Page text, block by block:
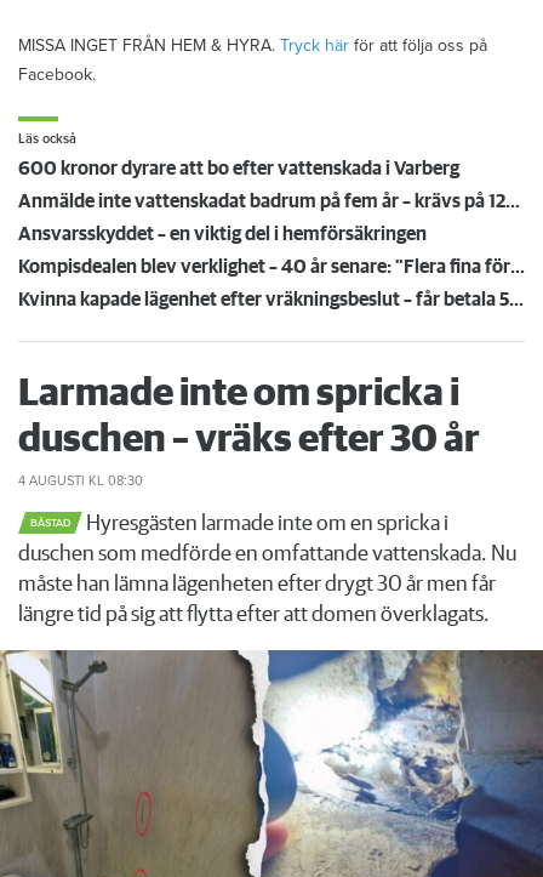
MISSA INGET FRÅN HEM & HYRA. Tryck här för att följa oss på
Facebook.
Läs också
600 kronor dyrare att bo efter vattenskada i Varberg
Anmälde inte vattenskadat badrum på fem år – krävs på 125 000 kronor
Ansvarsskyddet – en viktig del i hemförsäkringen
Kompisdealen blev verklighet – 40 år senare: "Flera fina fördelar med att dela bostad"
Kvinna kapade lägenhet efter vräkningsbeslut – får betala 50 000
Larmade inte om spricka i
duschen – vräks efter 30 år
4 AUGUSTI KL 08:30
BÅSTAD
Hyresgästen larmade inte om en spricka i
duschen som medförde en omfattande vattenskada. Nu
måste han lämna lägenheten efter drygt 30 år men får
längre tid på sig att flytta efter att domen överklagats.